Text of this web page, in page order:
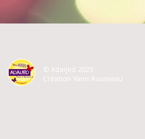
© Adaijed 2025
Création Yann Rousseau